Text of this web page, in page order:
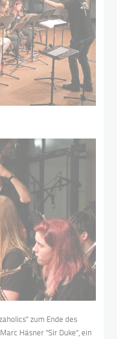
zum Ende des
Häsner "Sir Duke", ein